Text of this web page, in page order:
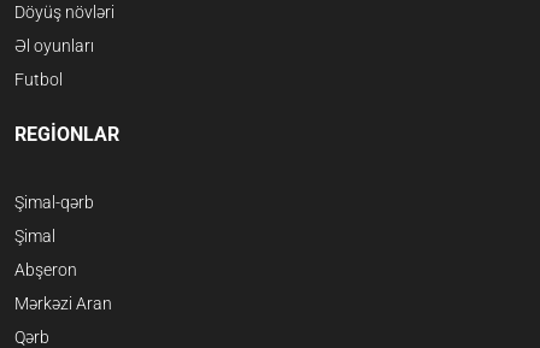
Döyüş növləri
Əl oyunları
Futbol
REGİONLAR
Şimal-qərb
Şimal
Abşeron
Mərkəzi Aran
Qərb